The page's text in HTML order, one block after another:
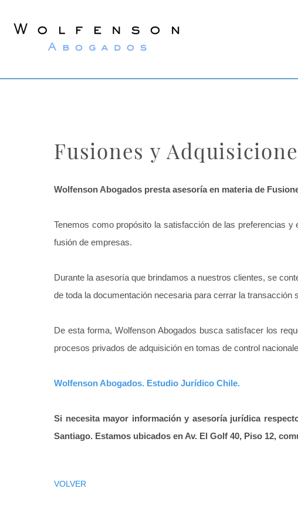
Fusiones y
Wolfenson Abogados presta asesoría en materia de
Tenemos como propósito la satisfacción de las preferencias
fusión de empresas.
Durante la asesoría que brindamos a nuestros clientes, se
de toda la documentación necesaria para cerrar la
De esta forma, Wolfenson Abogados busca satisfacer los
procesos privados de adquisición en tomas de control
Wolfenson Abogados. Estudio Jurídico Chile.
Si necesita mayor información y asesoría jurídica
Santiago. Estamos ubicados en Av. El Golf 40, Piso 12,
VOLVER
Wolfenson